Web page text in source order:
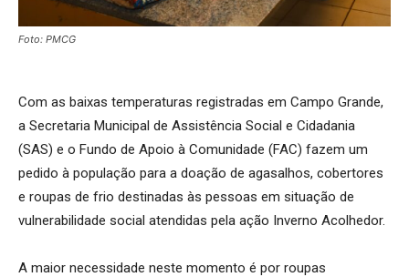
Foto: PMCG
Com as baixas temperaturas registradas em Campo Grande,
a Secretaria Municipal de Assistência Social e Cidadania
(SAS) e o Fundo de Apoio à Comunidade (FAC) fazem um
pedido à população para a doação de agasalhos, cobertores
e roupas de frio destinadas às pessoas em situação de
vulnerabilidade social atendidas pela ação Inverno Acolhedor.
A maior necessidade neste momento é por roupas